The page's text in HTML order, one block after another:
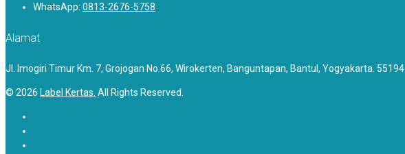
WhatsApp: 0813-2676-5758
Alamat
Jl. Imogiri Timur Km. 7, Grojogan No.66, Wirokerten, Banguntapan, Bantul, Yogyakarta. 55194
© 2026 Label Kertas. All Rights Reserved.